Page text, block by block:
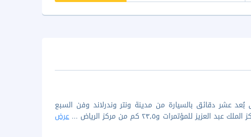
عشر دقائق بالسيارة من مدينة ونتر وندرلاند وفن السبع
... عرض